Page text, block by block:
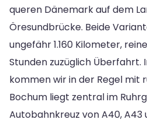
queren Dänemark auf dem
Öresundbrücke. Beide
ungefähr 1.160 Kilometer,
Stunden zuzüglich Überfahrt.
kommen wir in der Regel mit
Bochum liegt zentral im
Autobahnkreuz von A40, A43